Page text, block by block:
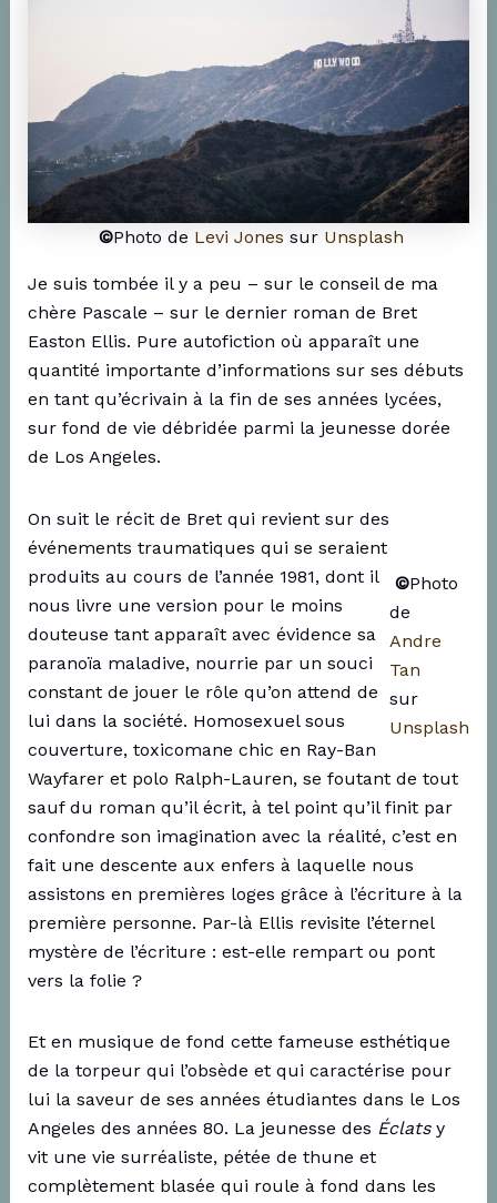
©Photo de Levi Jones sur Unsplash
Je suis tombée il y a peu – sur le conseil de ma
chère Pascale – sur le dernier roman de Bret
Easton Ellis. Pure autofiction où apparaît une
quantité importante d’informations sur ses débuts
en tant qu’écrivain à la fin de ses années lycées,
sur fond de vie débridée parmi la jeunesse dorée
de Los Angeles.
©Photo
de
Andre
Tan
sur
Unsplash
On suit le récit de Bret qui revient sur des
événements traumatiques qui se seraient
produits au cours de l’année 1981, dont il
nous livre une version pour le moins
douteuse tant apparaît avec évidence sa
paranoïa maladive, nourrie par un souci
constant de jouer le rôle qu’on attend de
lui dans la société. Homosexuel sous
couverture, toxicomane chic en Ray-Ban
Wayfarer et polo Ralph-Lauren, se foutant de tout
sauf du roman qu’il écrit, à tel point qu’il finit par
confondre son imagination avec la réalité, c’est en
fait une descente aux enfers à laquelle nous
assistons en premières loges grâce à l’écriture à la
première personne. Par-là Ellis revisite l’éternel
mystère de l’écriture : est-elle rempart ou pont
vers la folie ?
Et en musique de fond cette fameuse esthétique
de la torpeur qui l’obsède et qui caractérise pour
lui la saveur de ses années étudiantes dans le Los
Angeles des années 80. La jeunesse des Éclatsy
vit une vie surréaliste, pétée de thune et
complètement blasée qui roule à fond dans les